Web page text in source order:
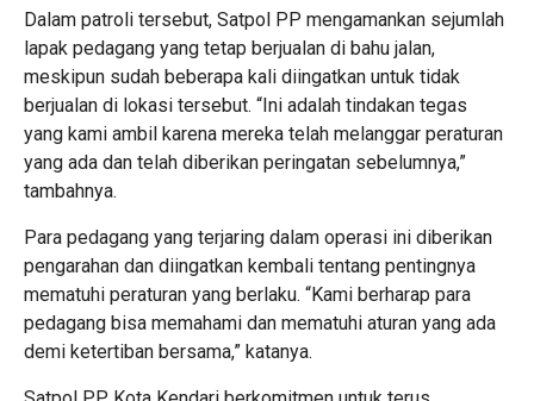
Dalam patroli tersebut, Satpol PP mengamankan sejumlah
lapak pedagang yang tetap berjualan di bahu jalan,
meskipun sudah beberapa kali diingatkan untuk tidak
berjualan di lokasi tersebut. “Ini adalah tindakan tegas
yang kami ambil karena mereka telah melanggar peraturan
yang ada dan telah diberikan peringatan sebelumnya,”
tambahnya.
Para pedagang yang terjaring dalam operasi ini diberikan
pengarahan dan diingatkan kembali tentang pentingnya
mematuhi peraturan yang berlaku. “Kami berharap para
pedagang bisa memahami dan mematuhi aturan yang ada
demi ketertiban bersama,” katanya.